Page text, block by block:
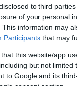
to third
of your personal
This information may
Participants that may
that this website/app
but not limited
to Google and its
consent section.
Student
η CIA
λίγο μετά τη